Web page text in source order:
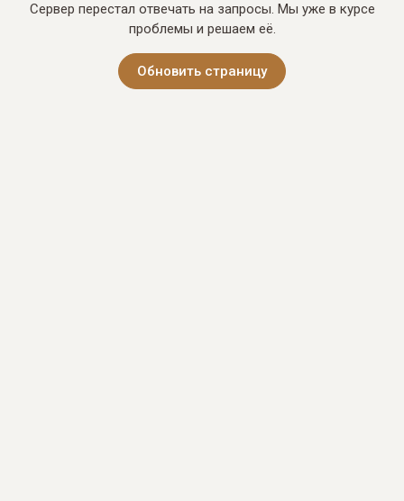
Сервер перестал отвечать на запросы. Мы уже в курсе
проблемы и решаем её.
Обновить страницу